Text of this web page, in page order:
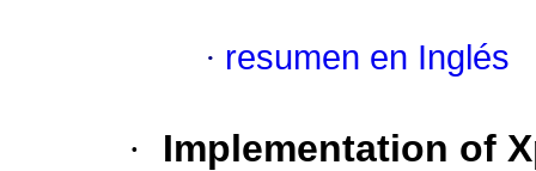
· resumen en Inglés
·
Implementation of